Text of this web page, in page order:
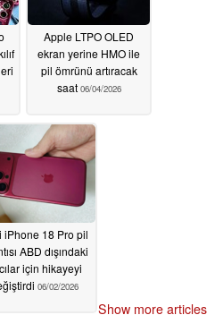
Apple LTPO OLED
ekran yerine HMO ile
pil ömrünü artıracak
saat 06/04/2026
iPhone 18 Pro pil
ABD dışındaki
için hikayeyi
06/02/2026
Show more articles